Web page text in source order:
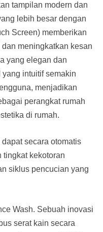
tampilan modern dan
lebih besar dengan
Screen) memberikan
meningkatkan kesan
yang elegan dan
intuitif semakin
menjadikan
perangkat rumah
di rumah.
secara otomatis
tingkat kekotoran
siklus pencucian yang
Wash. Sebuah inovasi
serat kain secara